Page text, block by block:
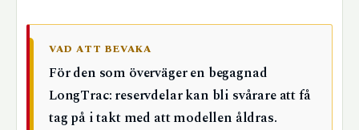
VAD ATT BEVAKA
För den som överväger en begagnad
LongTrac: reservdelar kan bli svårare att få
tag på i takt med att modellen åldras.